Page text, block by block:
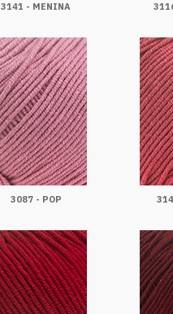
3141 - MENINA
3087 - POP